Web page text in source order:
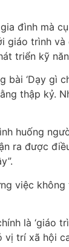
đình mà
trình và
triển kỹ
‘Dạy gì
thập kỷ.
huống
ra được
việc
là ‘giáo
vị trí xã hội